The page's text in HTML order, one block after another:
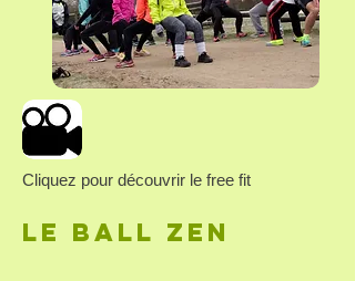
Cliquez pour découvrir le free fit
le ball zen